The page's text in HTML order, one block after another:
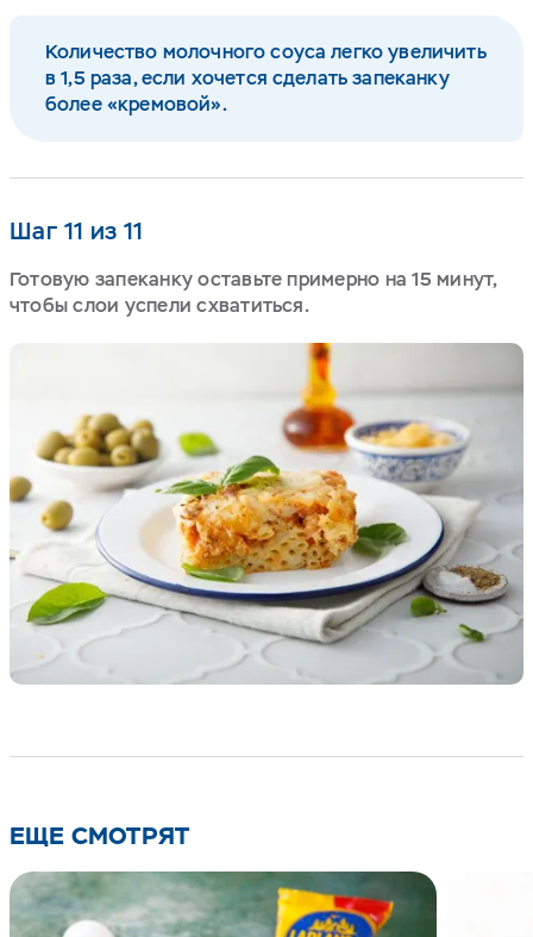
Количество молочного соуса легко увеличить
в 1,5 раза, если хочется сделать запеканку
более «кремовой».
Шаг 11 из 11
Готовую запеканку оставьте примерно на 15 минут,
чтобы слои успели схватиться.
ЕЩЕ СМОТРЯТ